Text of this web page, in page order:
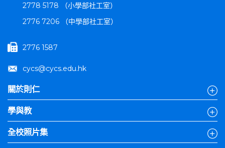
2778 5178 （小學部社工室）
2776 7206 （中學部社工室）
2776 1587
cycs@cycs.edu.hk
關於則仁
學與教
全校照片集